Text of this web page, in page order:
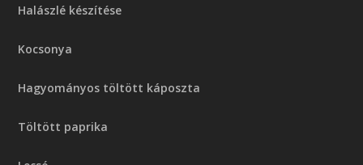
Halászlé készítése
Kocsonya
Hagyományos töltött káposzta
Töltött paprika